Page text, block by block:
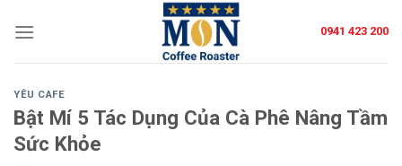
0941 423 200
YÊU CAFE
Bật Mí 5 Tác Dụng Của Cà Phê Nâng Tầm
Sức Khỏe